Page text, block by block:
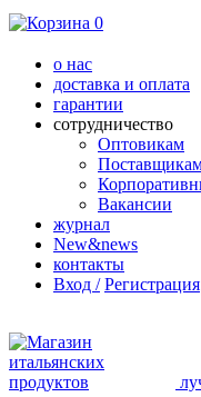
0
о нас
доставка и оплата
гарантии
сотрудничество
Оптовикам
Вакансии
журнал
New&news
контакты
Вход / Регистрация